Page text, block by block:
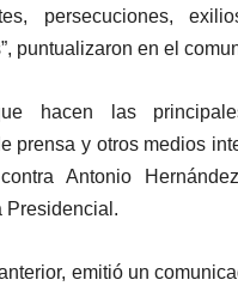
persecuciones,
puntualizaron en el
hacen las
prensa y otros medios
Antonio
Presidencial.
emitió un